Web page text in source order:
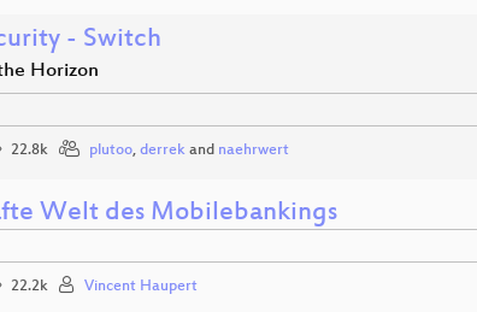
- Switch
Horizon
22.8k plutoo, derrek and naehrwert
Welt des Mobilebankings
22.2k Vincent Haupert